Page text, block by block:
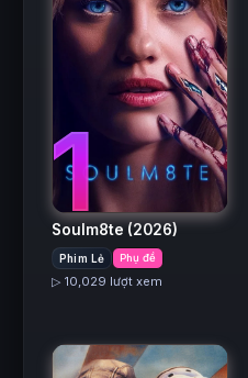
1
Soulm8te (2026)
Phim Lẻ Phụ đề
▷ 10,029 lượt xem